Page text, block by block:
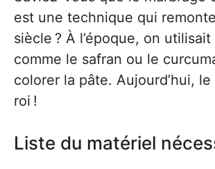
est une technique qui
siècle ? À l’époque, on
comme le safran ou le
colorer la pâte. Aujourd’hui,
roi !
Liste du matériel